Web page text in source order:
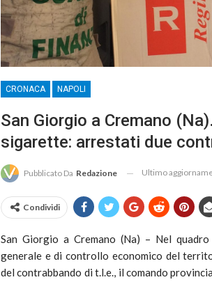
CRONACA NAPOLI
San Giorgio a Cremano
sigarette: arrestati due
Pubblicato Da Redazione Ultimo
Condividi
San Giorgio a Cremano (Na) – Nel
generale e di controllo economico del
del contrabbando di t.l.e., il comando